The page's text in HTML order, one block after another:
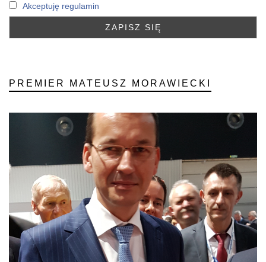
Akceptuję regulamin
PREMIER MATEUSZ MORAWIECKI